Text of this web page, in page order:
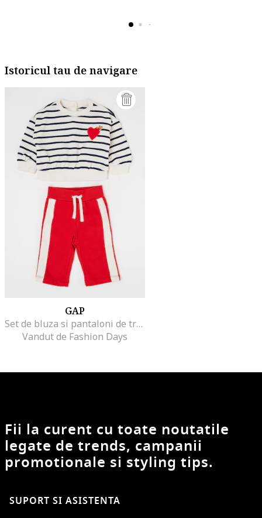
Istoricul tau de navigare
GAP
Set de bluza si pantaloni de trening cu model in dungi, Rosu/Crem
Vandut de Fashion Days
Fii la curent cu toate noutatile
legate de trends, campanii
promotionale si styling tips.
SUPORT SI ASISTENTA